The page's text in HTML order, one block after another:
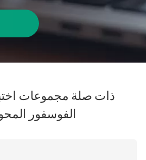
ذات صلة مجموعات
الفوسفور